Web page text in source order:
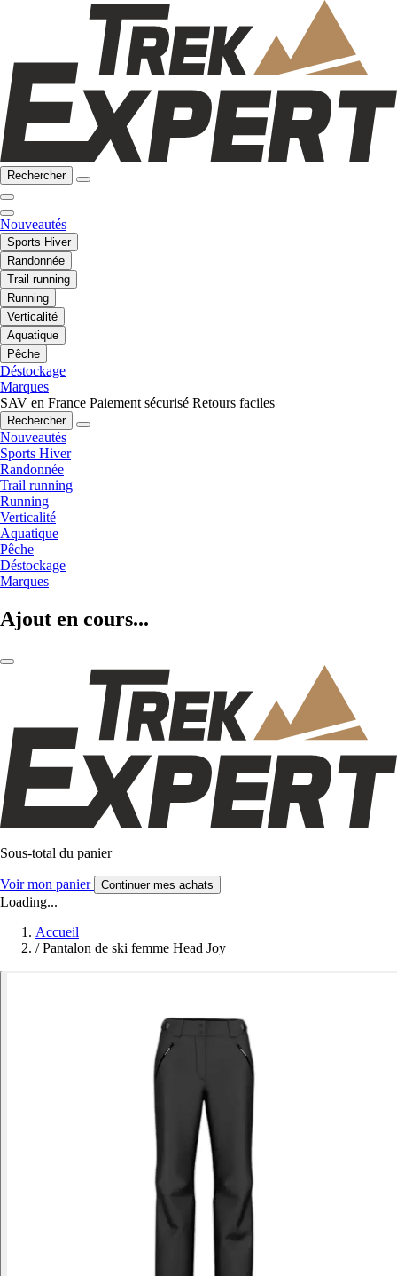
Rechercher
Nouveautés
Sports Hiver
Randonnée
Trail running
Running
Verticalité
Aquatique
Pêche
Déstockage
Marques
SAV en France Paiement sécurisé Retours faciles
Rechercher
Nouveautés
Sports Hiver
Randonnée
Trail running
Running
Verticalité
Aquatique
Pêche
Déstockage
Marques
Ajout en cours...
Sous-total du panier
Voir mon panier Continuer mes achats
Loading...
Accueil
/ Pantalon de ski femme Head Joy